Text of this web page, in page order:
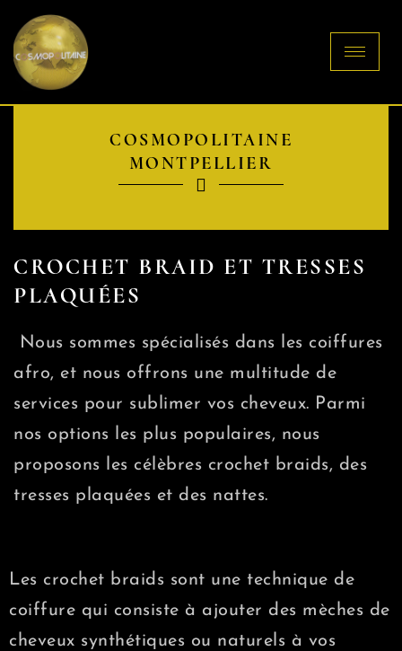
COSMOPOLITAINE
MONTPELLIER
CROCHET BRAID ET TRESSES
PLAQUÉES
Nous sommes spécialisés dans les coiffures
afro, et nous offrons une multitude de
services pour sublimer vos cheveux. Parmi
nos options les plus populaires, nous
proposons les célèbres crochet braids, des
tresses plaquées et des nattes.
Les crochet braids sont une technique de
coiffure qui consiste à ajouter des mèches de
cheveux synthétiques ou naturels à vos